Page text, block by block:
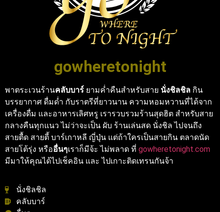
gowheretonight
พาตระเวนร้านคลับบาร์ ยามค่ำคืนสำหรับสาย นั่งชิลชิล กิน
บรรยากาศ ดื่มด่ำ กับราตรีที่ยาวนาน ความหอมหวานที่ได้จาก
เครื่องดื่ม และอาหารเลิศหรู เรารวบรวมร้านสุดฮิต สำหรับสาย
กลางคืนทุกแนว ไม่ว่าจะเป็น ผับ ร้านเล่นสด นั่งชิล ไปจนถึง
สายตื้ด สายตี้ บาร์เกาหลี ญี่ปุ่น แต่ถ้าใครเป็นสายกิน ตลาดนัด
สายโต้รุ่ง หรืออื่นๆเราก็มีจ้ะ ไม่พลาด ที่ gowheretonight.com
มีมาให้คุณได้ไปเช็คอิน และ ไปเกาะติดเทรนกันจ้า
นั่งชิลชิล
คลับบาร์